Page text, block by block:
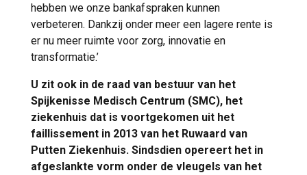
hebben we onze bankafspraken kunnen
verbeteren. Dankzij onder meer een lagere rente is
er nu meer ruimte voor zorg, innovatie en
transformatie.’
U zit ook in de raad van bestuur van het
Spijkenisse Medisch Centrum (SMC), het
ziekenhuis dat is voortgekomen uit het
faillissement in 2013 van het Ruwaard van
Putten Ziekenhuis. Sindsdien opereert het in
afgeslankte vorm onder de vleugels van het